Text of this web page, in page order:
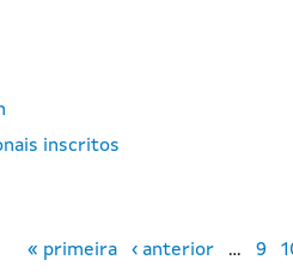
inscritos
« primeira ‹ anterior … 9